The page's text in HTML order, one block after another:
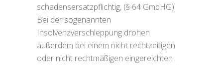
schadensersatzpflichtig, (§ 64 GmbHG).
Bei der sogenannten
Insolvenzverschleppung drohen
außerdem bei einem nicht rechtzeitigen
oder nicht rechtmäßigen eingereichten